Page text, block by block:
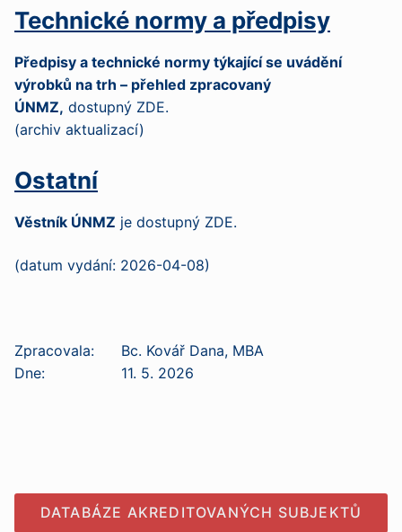
Technické normy a předpisy
Předpisy a technické normy týkající se uvádění
výrobků na trh – přehled zpracovaný
ÚNMZ, dostupný ZDE.
(archiv aktualizací)
Ostatní
Věstník ÚNMZ je dostupný ZDE.
(datum vydání: 2026-04-08)
Zpracovala: Bc. Kovář Dana, MBA
Dne: 11. 5. 2026
DATABÁZE AKREDITOVANÝCH SUBJEKTŮ